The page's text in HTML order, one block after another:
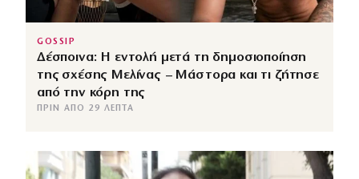
GOSSIP
Δέσποινα: Η εντολή μετά τη δημοσιοποίηση
της σχέσης Μελίνας – Μάστορα και τι ζήτησε
από την κόρη της
ΠΡΙΝ ΑΠΌ 29 ΛΕΠΤΆ